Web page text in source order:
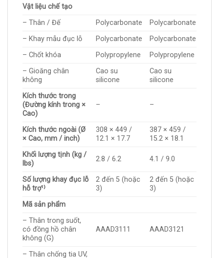
Vật liệu chế tạo
– Thân / Đế
Polycarbonate
Polycarbonate
– Khay mẫu đục lỗ
Polycarbonate
Polycarbonate
– Chốt khóa
Polypropylene
Polypropylene
– Gioăng chân
không
Cao su
silicone
Cao su
silicone
Kích thước trong
(Đường kính trong ×
Cao)
– –
Kích thước ngoài (Ø
× Cao, mm / inch)
308 × 449 /
12.1 × 17.7
387 × 459 /
15.2 × 18.1
Khối lượng tịnh (kg /
lbs)
2.8 / 6.2 4.1 / 9.0
Số lượng khay đục lỗ
hỗ trợ¹⁾
2 đến 5 (hoặc
3)
2 đến 5 (hoặc
3)
Mã sản phẩm
– Thân trong suốt,
có đồng hồ chân
không (G)
AAAD3111 AAAD3121
– Thân chống tia UV,